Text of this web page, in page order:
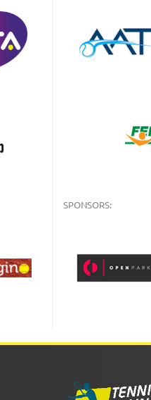
SPONSORS: